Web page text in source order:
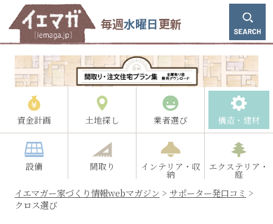
毎週水曜日更新
資金計画 土地探し 業者選び 構造・建材
設備 間取り インテリア・収
納
エクステリア・
庭
イエマガー家づくり情報webマガジン > サポーター発口コミ >
クロス選び